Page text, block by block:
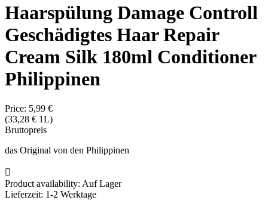
Haarspülung Damage Controll
Geschädigtes Haar Repair
Cream Silk 180ml Conditioner
Philippinen
Price: 5,99 €
(33,28 € 1L)
Bruttopreis
das Original von den Philippinen

Product availability: Auf Lager
Lieferzeit: 1-2 Werktage